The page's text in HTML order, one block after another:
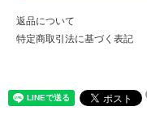
返品について
特定商取引法に基づく表記